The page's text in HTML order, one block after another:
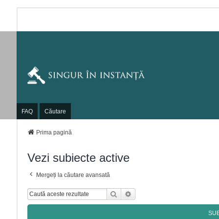
FAQ Căutare
Prima pagină
Vezi subiecte active
Mergeți la căutare avansată
Căutare